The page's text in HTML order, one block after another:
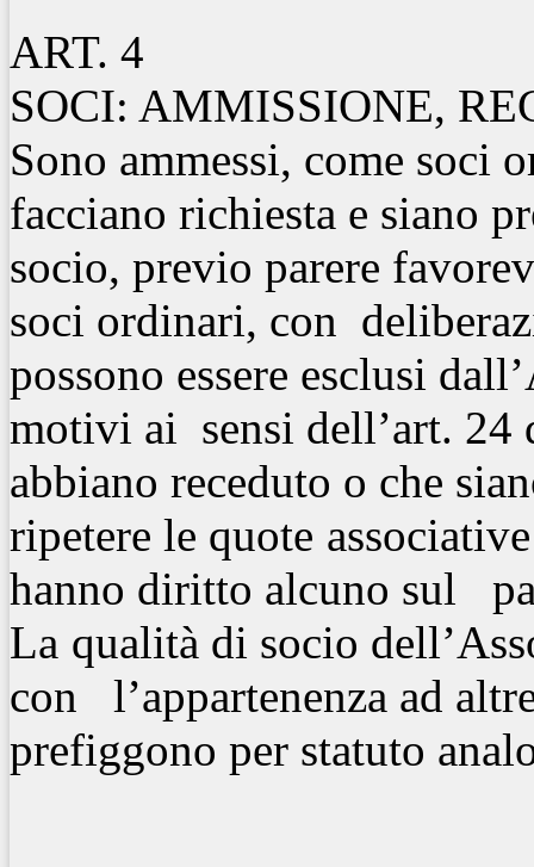
ART. 4
SOCI: AMMISSIONE,
Sono ammessi, come soci
facciano richiesta e siano
socio, previo parere
soci ordinari, con
possono essere esclusi
motivi ai sensi dell’art. 24
abbiano receduto o che
ripetere le quote
hanno diritto alcuno sul
La qualità di socio
con l’appartenenza ad
prefiggono per statuto